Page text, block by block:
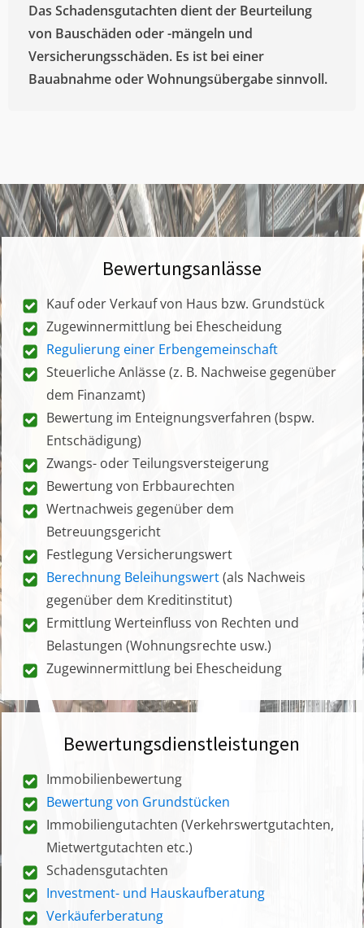
Das Schadensgutachten dient der Beurteilung
von Bauschäden oder -mängeln und
Versicherungsschäden. Es ist bei einer
Bauabnahme oder Wohnungsübergabe sinnvoll.
Bewertungsanlässe
Kauf oder Verkauf von Haus bzw. Grundstück
Zugewinnermittlung bei Ehescheidung
Regulierung einer Erbengemeinschaft
Steuerliche Anlässe (z. B. Nachweise gegenüber
dem Finanzamt)
Bewertung im Enteignungsverfahren (bspw.
Entschädigung)
Zwangs- oder Teilungsversteigerung
Bewertung von Erbbaurechten
Wertnachweis gegenüber dem
Betreuungsgericht
Festlegung Versicherungswert
Berechnung Beleihungswert(als Nachweis
gegenüber dem Kreditinstitut)
Ermittlung Werteinfluss von Rechten und
Belastungen (Wohnungsrechte usw.)
Zugewinnermittlung bei Ehescheidung
Bewertungsdienstleistungen
Immobilienbewertung
Bewertung von Grundstücken
Immobiliengutachten (Verkehrswertgutachten,
Mietwertgutachten etc.)
Schadensgutachten
Investment- und Hauskaufberatung
Verkäuferberatung